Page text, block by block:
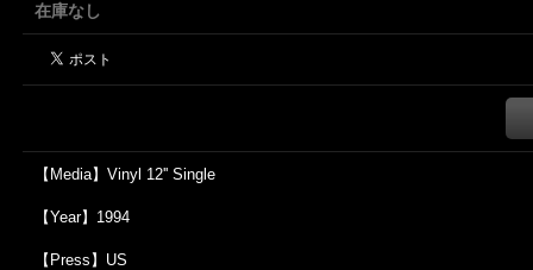
在庫なし
【Media】Vinyl 12'' Single
【Year】1994
【Press】US